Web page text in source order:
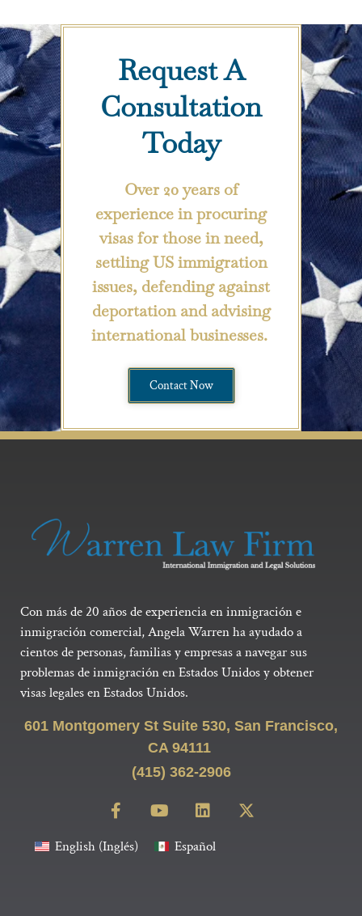
Request A
Consultation
Today
Over 20 years of
experience in procuring
visas for those in need,
settling US immigration
issues, defending against
deportation and advising
international businesses.
Contact Now
Con más de 20 años de experiencia en inmigración e
inmigración comercial, Angela Warren ha ayudado a
cientos de personas, familias y empresas a navegar sus
problemas de inmigración en Estados Unidos y obtener
visas legales en Estados Unidos.
601 Montgomery St Suite 530, San Francisco,
CA 94111
(415) 362-2906
English(Inglés) Español